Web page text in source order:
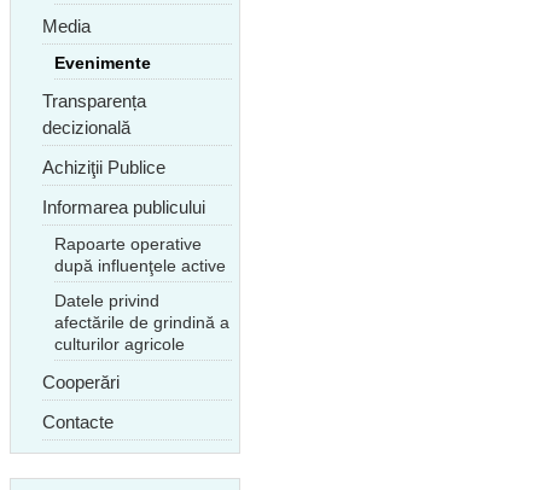
Media
Evenimente
Transparența
decizională
Achiziţii Publice
Informarea publicului
Rapoarte operative
după influenţele active
Datele privind
afectările de grindină a
culturilor agricole
Cooperări
Contacte